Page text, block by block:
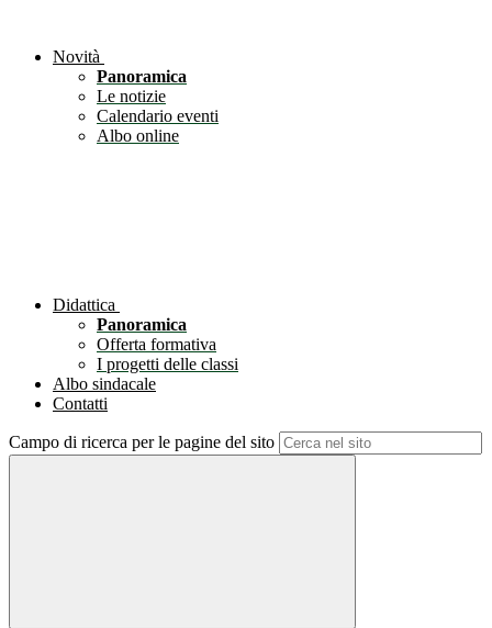
Novità
Panoramica
Le notizie
Calendario eventi
Albo online
Didattica
Panoramica
Offerta formativa
I progetti delle classi
Albo sindacale
Contatti
Campo di ricerca per le pagine del sito